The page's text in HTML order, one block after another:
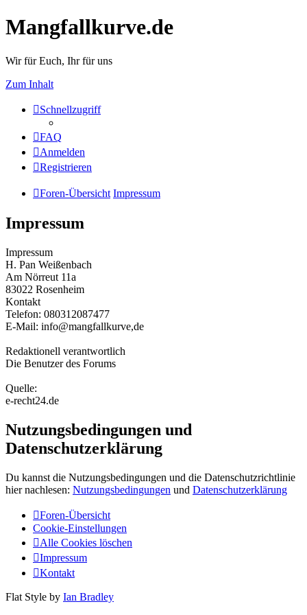
Mangfallkurve.de
Wir für Euch, Ihr für uns
Zum Inhalt
Schnellzugriff
FAQ
Anmelden
Registrieren
Foren-Übersicht Impressum
Impressum
Impressum
H. Pan Weißenbach
Am Nörreut 11a
83022 Rosenheim
Kontakt
Telefon: 080312087477
E-Mail: info@mangfallkurve,de
Redaktionell verantwortlich
Die Benutzer des Forums
Quelle:
e-recht24.de
Nutzungsbedingungen und
Datenschutzerklärung
Du kannst die Nutzungsbedingungen und die Datenschutzrichtlinie
hier nachlesen: Nutzungsbedingungen und Datenschutzerklärung
Foren-Übersicht
Cookie-Einstellungen
Alle Cookies löschen
Impressum
Kontakt
Flat Style by Ian Bradley